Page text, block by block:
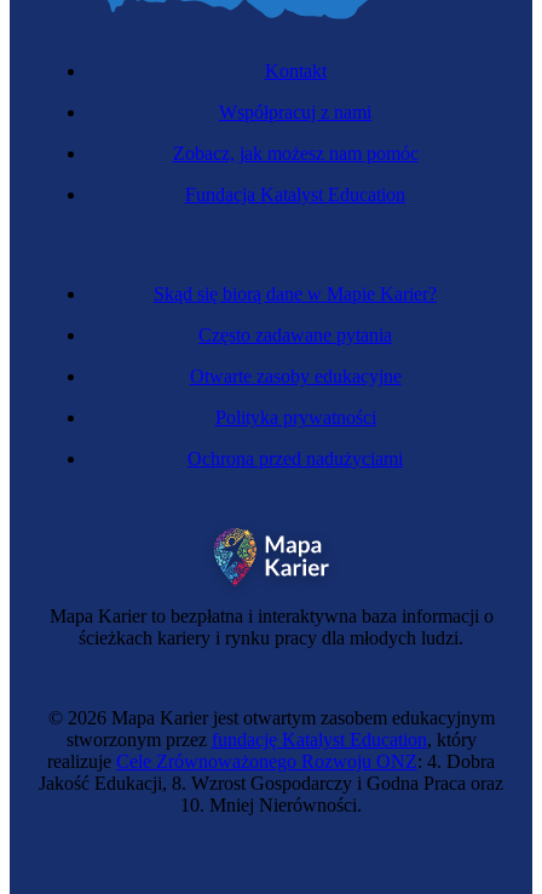
Mapa Karier to bezpłatna i interaktywna baza informacji o
ścieżkach kariery i rynku pracy dla młodych ludzi.
Skąd się biorą dane w Mapie Karier?
Często zadawane pytania
Otwarte zasoby edukacyjne
Polityka prywatności
Ochrona przed nadużyciami
Kontakt
Współpracuj z nami
Zobacz, jak możesz nam pomóc
Fundacja Katalyst Education
© 2026 Mapa Karier jest otwartym zasobem edukacyjnym
stworzonym przez fundację Katalyst Education, który
realizuje Cele Zrównoważonego Rozwoju ONZ: 4. Dobra
Jakość Edukacji, 8. Wzrost Gospodarczy i Godna Praca oraz
10. Mniej Nierówności.